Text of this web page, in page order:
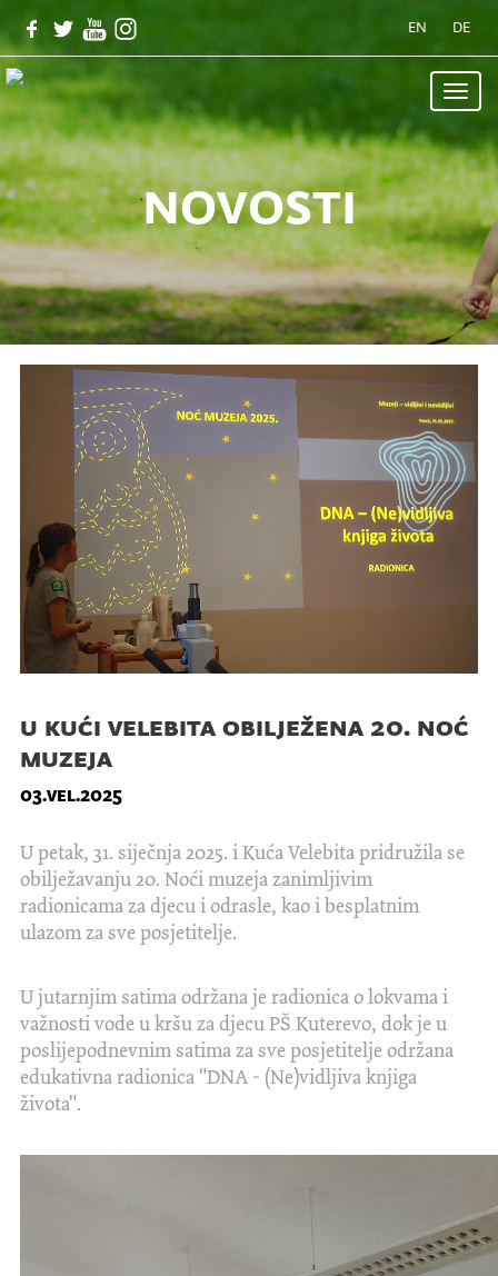
EN DE
Toggle
novosti
u kući velebita obilježena 20. noć
muzeja
03.vel.2025
U petak, 31. siječnja 2025. i Kuća Velebita pridružila se
obilježavanju 20. Noći muzeja zanimljivim
radionicama za djecu i odrasle, kao i besplatnim
ulazom za sve posjetitelje.
U jutarnjim satima održana je radionica o lokvama i
važnosti vode u kršu za djecu PŠ Kuterevo, dok je u
poslijepodnevnim satima za sve posjetitelje održana
edukativna radionica "DNA - (Ne)vidljiva knjiga
života".